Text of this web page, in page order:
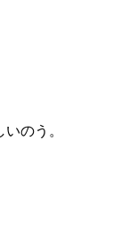
のう。